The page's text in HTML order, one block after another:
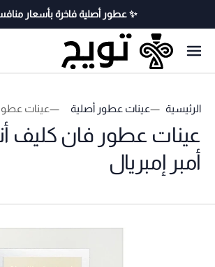
✨ عطور أصلية فاخرة بأسعار منافسة ✨
الرئيسية عينات عطور أصلية عينات عطور
عينات عطور فان كليف أند
أمبر إمبريال